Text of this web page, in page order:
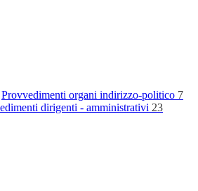
Provvedimenti organi indirizzo-politico 7
dirigenti - amministrativi 23